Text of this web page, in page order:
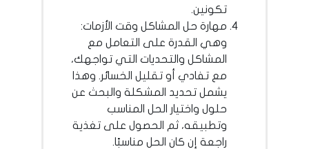
تكونين.
مهارة حل المشاكل وقت الأزمات:
وهي القدرة على التعامل مع
المشاكل والتحديات التي تواجهك،
مع تفادي أو تقليل الخسائر. وهذا
يشمل تحديد المشكلة والبحث عن
حلول واختيار الحل المناسب
وتطبيقه، ثم الحصول على تغذية
راجعة إن كان الحل مناسبًا.